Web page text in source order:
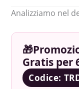
Analizziamo nel
Gratis per
Codice: